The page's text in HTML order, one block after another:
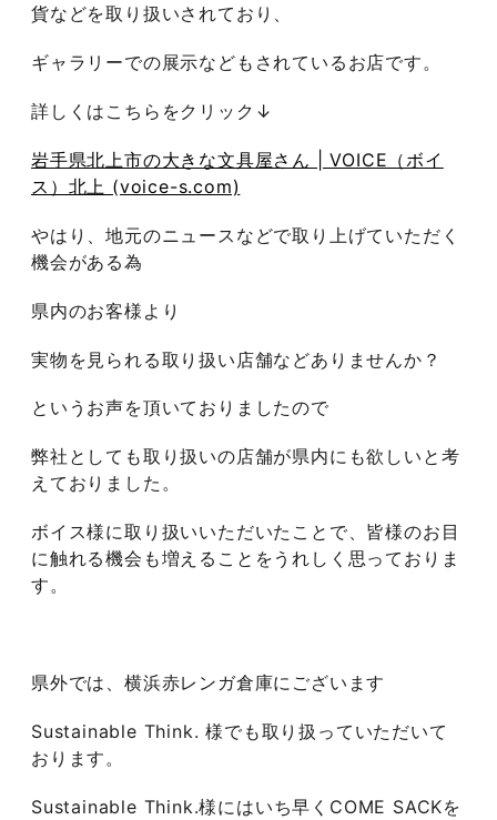
貨などを取り扱いされており、
ギャラリーでの展示などもされているお店です。
詳しくはこちらをクリック↓
岩手県北上市の大きな文具屋さん | VOICE（ボイ
ス）北上 (voice-s.com)
やはり、地元のニュースなどで取り上げていただく
機会がある為
県内のお客様より
実物を見られる取り扱い店舗などありませんか？
というお声を頂いておりましたので
弊社としても取り扱いの店舗が県内にも欲しいと考
えておりました。
ボイス様に取り扱いいただいたことで、皆様のお目
に触れる機会も増えることをうれしく思っておりま
す。
県外では、横浜赤レンガ倉庫にございます
Sustainable Think. 様でも取り扱っていただいて
おります。
Sustainable Think.様にはいち早くCOME SACKを